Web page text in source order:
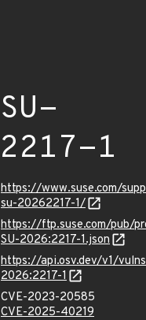
1
https://www.suse.com/
su-20262217-1/
https://ftp.suse.com/pub/
SU-2026:2217-1.json
https://api.osv.dev/v1/
2026:2217-1
CVE-2023-20585
CVE-2025-40219